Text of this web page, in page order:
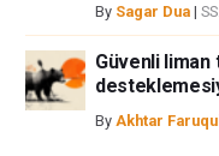
By Sagar Dua |
Güvenli liman
By Akhtar